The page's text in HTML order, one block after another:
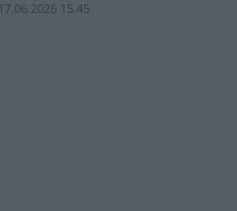
17.06.2026 15.45